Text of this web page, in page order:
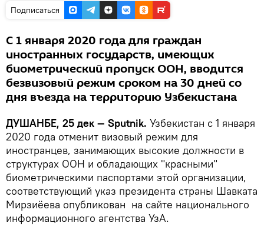
Подписаться
С 1 января 2020 года для граждан
иностранных государств, имеющих
биометрический пропуск ООН, вводится
безвизовый режим сроком на 30 дней со
дня въезда на территорию Узбекистана
ДУШАНБЕ, 25 дек — Sputnik. Узбекистан с 1 января
2020 года отменит визовый режим для
иностранцев, занимающих высокие должности в
структурах ООН и обладающих "красными"
биометрическими паспортами этой организации,
соответствующий указ президента страны Шавката
Мирзиёева опубликован на сайте национального
информационного агентства УзА.